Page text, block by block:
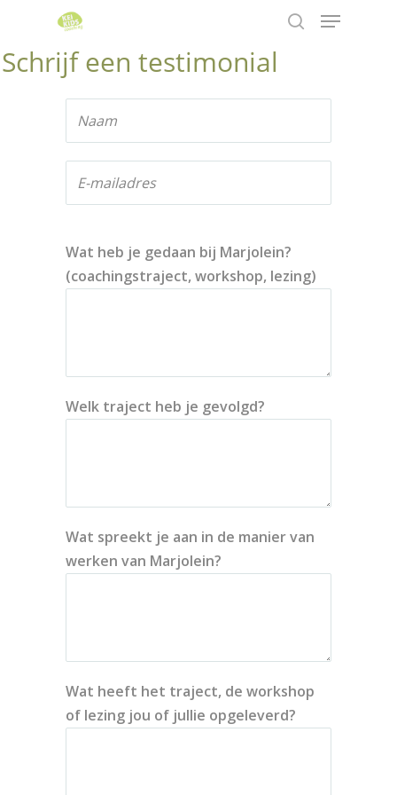
Schrijf een testimonial
Wat heb je gedaan bij Marjolein?
(coachingstraject, workshop, lezing)
Welk traject heb je gevolgd?
Wat spreekt je aan in de manier van
werken van Marjolein?
Wat heeft het traject, de workshop
of lezing jou of jullie opgeleverd?
Home